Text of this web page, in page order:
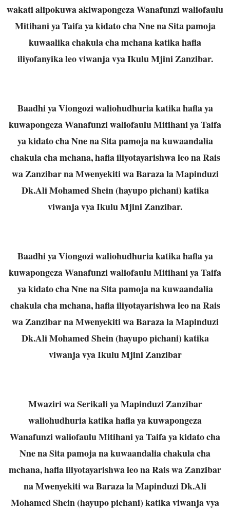
wakati alipokuwa akiwapongeza Wanafunzi waliofaulu
Mitihani ya Taifa ya kidato cha Nne na Sita pamoja
kuwaalika chakula cha mchana katika hafla
iliyofanyika leo viwanja vya Ikulu Mjini Zanzibar.
Baadhi ya Viongozi waliohudhuria katika hafla ya
kuwapongeza Wanafunzi waliofaulu Mitihani ya Taifa
ya kidato cha Nne na Sita pamoja na kuwaandalia
chakula cha mchana, hafla iliyotayarishwa leo na Rais
wa Zanzibar na Mwenyekiti wa Baraza la Mapinduzi
Dk.Ali Mohamed Shein (hayupo pichani) katika
viwanja vya Ikulu Mjini Zanzibar.
Baadhi ya Viongozi waliohudhuria katika hafla ya
kuwapongeza Wanafunzi waliofaulu Mitihani ya Taifa
ya kidato cha Nne na Sita pamoja na kuwaandalia
chakula cha mchana, hafla iliyotayarishwa leo na Rais
wa Zanzibar na Mwenyekiti wa Baraza la Mapinduzi
Dk.Ali Mohamed Shein (hayupo pichani) katika
viwanja vya Ikulu Mjini Zanzibar
Mwaziri wa Serikali ya Mapinduzi Zanzibar
waliohudhuria katika hafla ya kuwapongeza
Wanafunzi waliofaulu Mitihani ya Taifa ya kidato cha
Nne na Sita pamoja na kuwaandalia chakula cha
mchana, hafla iliyotayarishwa leo na Rais wa Zanzibar
na Mwenyekiti wa Baraza la Mapinduzi Dk.Ali
Mohamed Shein (hayupo pichani) katika viwanja vya